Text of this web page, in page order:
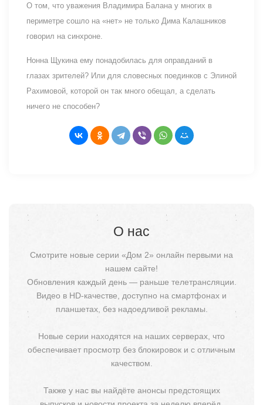
О том, что уважения Владимира Балана у многих в
периметре сошло на «нет» не только Дима Калашников
говорил на синхроне.
Нонна Щукина ему понадобилась для оправданий в
глазах зрителей? Или для словесных поединков с Элиной
Рахимовой, которой он так много обещал, а сделать
ничего не способен?
О нас
Смотрите новые серии «Дом 2» онлайн первыми на
нашем сайте!
Обновления каждый день — раньше телетрансляции.
Видео в HD-качестве, доступно на смартфонах и
планшетах, без надоедливой рекламы.
Новые серии находятся на наших серверах, что
обеспечивает просмотр без блокировок и с отличным
качеством.
Также у нас вы найдёте анонсы предстоящих